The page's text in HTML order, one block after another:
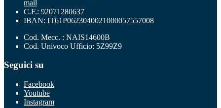
mail
C.F.: 92071280637
IBAN: IT61P0623040021000057557008
Cod. Mecc. : NAIS14600B
Cod. Univoco Ufficio: 5Z99Z9
Seguici su
Facebook
Youtube
Instagram